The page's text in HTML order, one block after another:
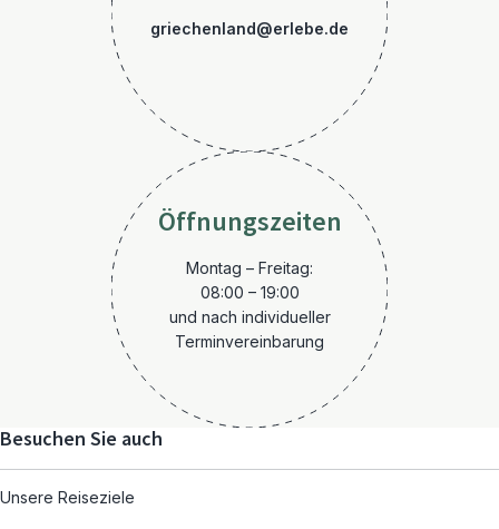
griechenland@erlebe.de
Öffnungszeiten
Montag – Freitag:
08:00 – 19:00
und nach individueller
Terminvereinbarung
Besuchen Sie auch
Unsere Reiseziele